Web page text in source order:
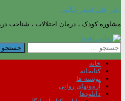
دکتر علی اصغر چگینی
مشاوره کودک ، درمان اختلالات ، شناخت
جستجو
برای:
خانه
کتابخانه
نوشته ها
آزمونهای روانی
دانلودها